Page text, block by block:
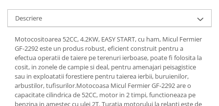
Zootehnie
Incubatoare, oparitoare si
deplumatoare
Echipamente pentru animale
Aparate de tuns animale
Piese si accesorii aparate de tuns
animale
Tarcuri animale
Descriere
Motocositoarea 52CC, 4.2KW, EASY START, cu ham, Micul Fermier
GF-2292 este un produs robust, eficient construit pentru a
efectua operatii de taiere pe terenuri ierboase, poate fi folosita la
cosit, in zonele de campie si deal, pentru amenajari peisagistice
sau in exploatatii forestiere pentru taierea ierbii, buruienilor,
arbustilor, tufisurilor.Motocoasa Micul Fermier GF-2292 are o
capacitate cilindrica de 52CC, motor in 2 timpi, functioneaza pe
benzina in amestec cu ulei 2T. Turatia motorului la relanti este de